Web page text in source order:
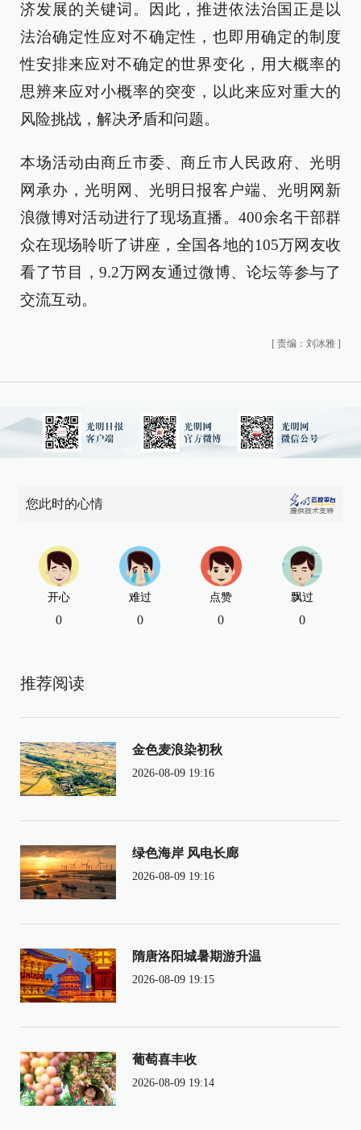
济发展的关键词。因此，推进依法治国正是以
法治确定性应对不确定性，也即用确定的制度
性安排来应对不确定的世界变化，用大概率的
思辨来应对小概率的突变，以此来应对重大的
风险挑战，解决矛盾和问题。
本场活动由商丘市委、商丘市人民政府、光明
网承办，光明网、光明日报客户端、光明网新
浪微博对活动进行了现场直播。400余名干部群
众在现场聆听了讲座，全国各地的105万网友收
看了节目，9.2万网友通过微博、论坛等参与了
交流互动。
[ 责编：刘冰雅 ]
您此时的心情
开心
0
难过
0
点赞
0
飘过
0
推荐阅读
金色麦浪染初秋
2026-08-09 19:16
绿色海岸 风电长廊
2026-08-09 19:16
隋唐洛阳城暑期游升温
2026-08-09 19:15
葡萄喜丰收
2026-08-09 19:14